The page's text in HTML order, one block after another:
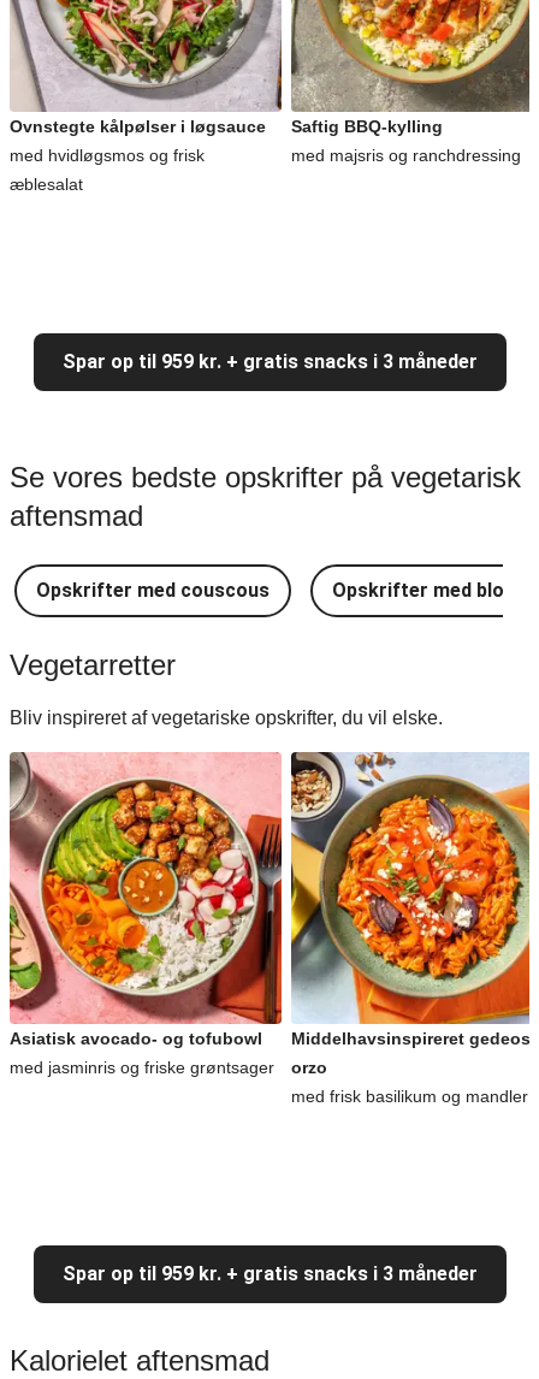
Ovnstegte kålpølser i løgsauce
med hvidløgsmos og frisk
æblesalat
Saftig BBQ-kylling
med majsris og ranchdressing
Spar op til 959 kr. + gratis snacks i 3 måneder
Se vores bedste opskrifter på vegetarisk
aftensmad
Opskrifter med couscous Opskrifter med
Vegetarretter
Bliv inspireret af vegetariske opskrifter, du vil elske.
Asiatisk avocado- og tofubowl
med jasminris og friske grøntsager
Middelhavsinspireret
orzo
med frisk basilikum og mandler
Spar op til 959 kr. + gratis snacks i 3 måneder
Kalorielet aftensmad